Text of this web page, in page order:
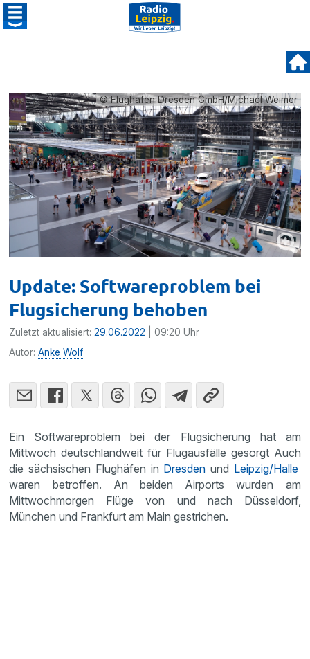
© Flughafen Dresden GmbH/Michael Weimer
Update: Softwareproblem bei
Flugsicherung behoben
Zuletzt aktualisiert:29.06.2022 | 09:20 Uhr
Autor:Anke Wolf
Ein Softwareproblem bei der Flugsicherung hat am
Mittwoch deutschlandweit für Flugausfälle gesorgt Auch
die sächsischen Flughäfen in Dresden und Leipzig/Halle
waren betroffen. An beiden Airports wurden am
Mittwochmorgen Flüge von und nach Düsseldorf,
München und Frankfurt am Main gestrichen.